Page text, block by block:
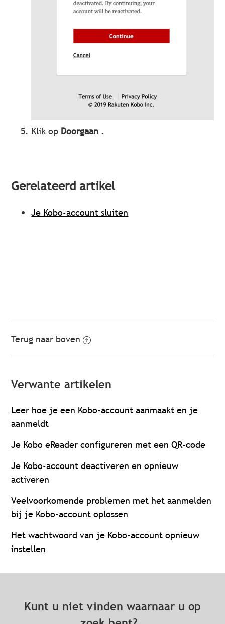
Klik op Doorgaan .
Gerelateerd artikel
Je Kobo-account sluiten
Terug naar boven
Verwante artikelen
Leer hoe je een Kobo-account aanmaakt en je
aanmeldt
Je Kobo eReader configureren met een QR-code
Je Kobo-account deactiveren en opnieuw
activeren
Veelvoorkomende problemen met het aanmelden
bij je Kobo-account oplossen
Het wachtwoord van je Kobo-account opnieuw
instellen
Kunt u niet vinden waarnaar u op